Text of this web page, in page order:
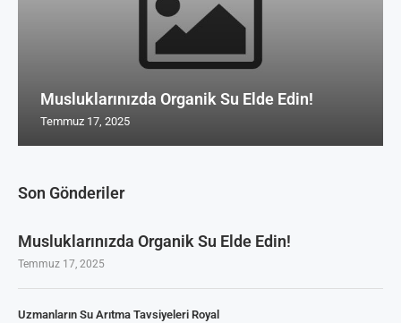
Son Gönderiler
Musluklarınızda Organik Su Elde Edin!
Temmuz 17, 2025
Uzmanların Su Arıtma Tavsiyeleri Royal
Musluklarınızda Organik Su Elde Edin!
Temmuz 17, 2025